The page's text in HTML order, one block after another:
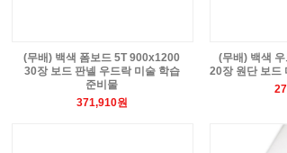
(무배) 백색 폼보드 5T 900x1200
30장 보드 판넬 우드락 미술 학습
준비물
371,910원
(무배) 백색
20장 원단 보드